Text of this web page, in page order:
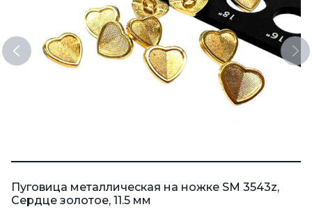
Previous
Пуговица металлическая на ножке SM 3543z,
Сердце золотое, 11.5 мм